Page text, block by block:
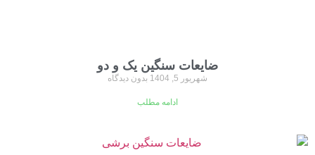
ضایعات سنگین یک و دو
شهریور 5, 1404 بدون دیدگاه
ادامه مطلب